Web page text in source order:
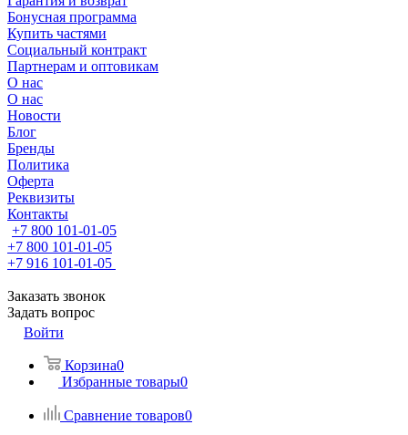
Бонусная программа
Купить частями
Социальный контракт
Партнерам и оптовикам
О нас
О нас
Новости
Блог
Бренды
Политика
Оферта
Реквизиты
Контакты
+7 800 101-01-05
+7 800 101-01-05
+7 916 101-01-05
Заказать звонок
Задать вопрос
Войти
Корзина0
Избранные товары0
Сравнение товаров0